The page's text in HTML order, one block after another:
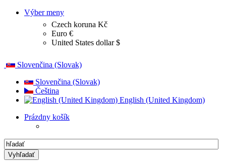
Výber meny
Czech koruna Kč
Euro €
United States dollar $
Slovenčina (Slovak)
Slovenčina (Slovak)
Čeština
English (United Kingdom)
Prázdny košík